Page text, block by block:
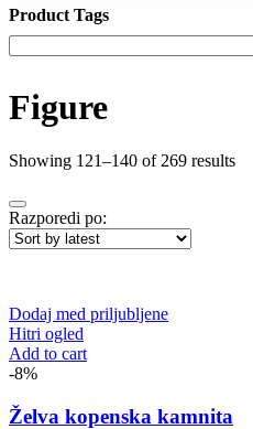
Product Tags
Figure
Showing 121–140 of 269 results
Razporedi po:
Dodaj med priljubljene
Hitri ogled
Add to cart
-8%
Želva kopenska kamnita